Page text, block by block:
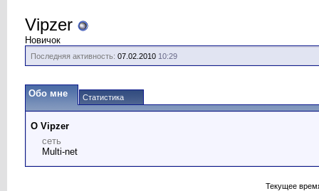
Vipzer
Новичок
Последняя активность: 07.02.2010 10:29
Обо мне Статистика
О Vipzer
сеть
Multi-net
Текущее